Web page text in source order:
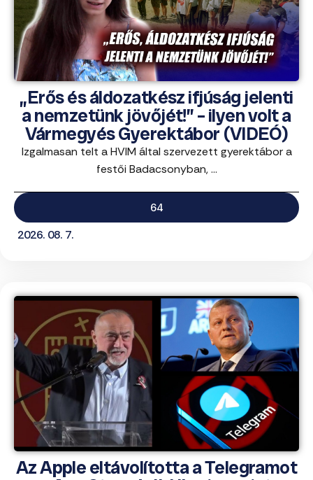
„Erős és áldozatkész ifjúság jelenti
a nemzetünk jövőjét!” – ilyen volt a
Vármegyés Gyerektábor (VIDEÓ)
Izgalmasan telt a HVIM által szervezett gyerektábor a
festői Badacsonyban, ...
64
2026. 08. 7.
Az Apple eltávolította a Telegramot